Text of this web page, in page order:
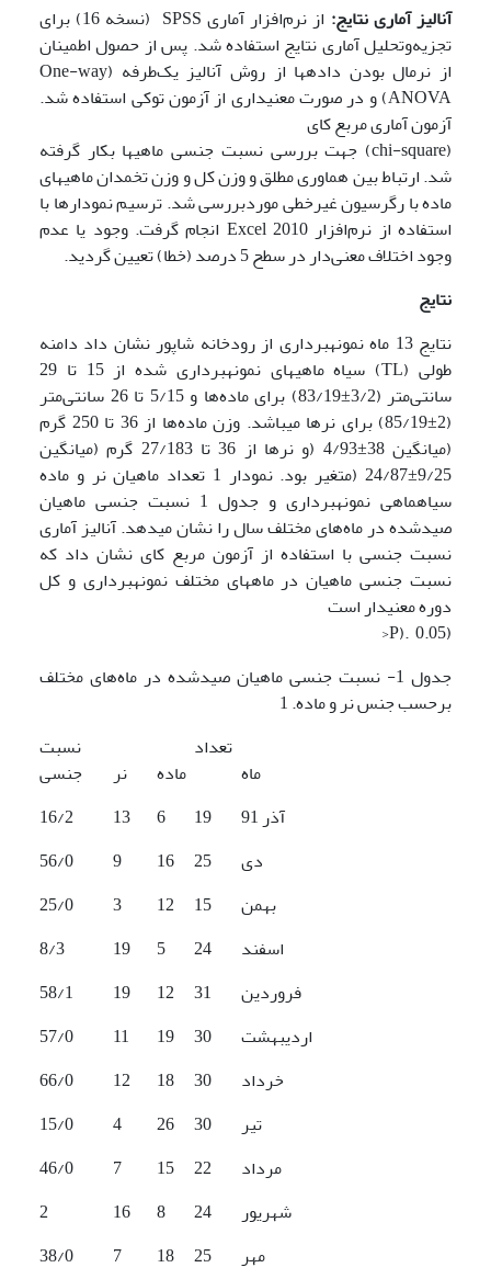
آنالیز آماری نتایج:
از نرم‌افزار آماری SPSS (نسخه 16) برای
تجزیه‌وتحلیل آماری نتایج استفاده شد. پس از حصول اطمینان
از نرمال بودن داده­ها از روش آنالیز یک‌طرفه (One-way
ANOVA) و در صورت معنی­داری از آزمون توکی استفاده شد.
آزمون آماری مربع کای
(chi-square) جهت بررسی نسبت جنسی ماهی­ها بکار گرفته
شد. ارتباط بین هماوری مطلق و وزن کل و وزن تخمدان ماهی­های
ماده با رگرسیون غیرخطی موردبررسی شد. ترسیم نمودارها با
استفاده از نرم‌افزار Excel 2010 انجام گرفت. وجود یا عدم
وجود اختلاف معنی‌دار در سطح 5 درصد (خطا) تعیین گردید.
نتایج
نتایج 13 ماه نمونه­برداری از رودخانه شاپور نشان داد دامنه
طولی (TL) سیاه ماهی­های نمونه­برداری شده از 15 تا 29
سانتی‌متر (3/2±83/19) برای ماده‌ها و 5/15 تا 26 سانتی‌متر
(2±85/19) برای نرها می­باشد. وزن ماده‌ها از 36 تا 250 گرم
(میانگین 38±4/93 (و نرها از 36 تا 27/183 گرم (میانگین
9/25±24/87 (متغیر بود. نمودار 1 تعداد ماهیان نر و ماده
سیاه­ماهی نمونه­برداری و جدول 1 نسبت جنسی ماهیان
صیدشده در ماه‌های مختلف سال را نشان می­دهد. آنالیز آماری
نسبت جنسی با استفاده از آزمون مربع کای نشان داد که
نسبت جنسی ماهیان در ماه­های مختلف نمونه­برداری و کل
دوره معنی­دار است
(0.05 .(P<
جدول 1- نسبت جنسی ماهیان صیدشده در ماه‌های مختلف
برحسب جنس نر و ماده. 1
نسبت
جنسی
نر ماده
تعداد
ماه
16/2
13 6 19
آذر 91
56/0
9 16 25
دی
25/0
3 12 15
بهمن
8/3
19 5 24
اسفند
58/1
19 12 31
فروردین
57/0
11 19 30
اردیبهشت
66/0
12 18 30
خرداد
15/0
4 26 30
تیر
46/0
7 15 22
مرداد
2
16 8 24
شهریور
38/0
7 18 25 مهر